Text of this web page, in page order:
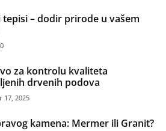
tepisi – dodir prirode u vašem
za kontrolu kvaliteta
drvenih podova
17, 2025
kamena: Mermer ili Granit?